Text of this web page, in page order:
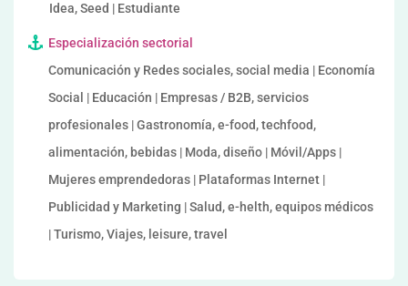
Idea, Seed | Estudiante
Especialización sectorial
Comunicación y Redes sociales, social media | Economía
Social | Educación | Empresas / B2B, servicios
profesionales | Gastronomía, e-food, techfood,
alimentación, bebidas | Moda, diseño | Móvil/Apps |
Mujeres emprendedoras | Plataformas Internet |
Publicidad y Marketing | Salud, e-helth, equipos médicos
| Turismo, Viajes, leisure, travel